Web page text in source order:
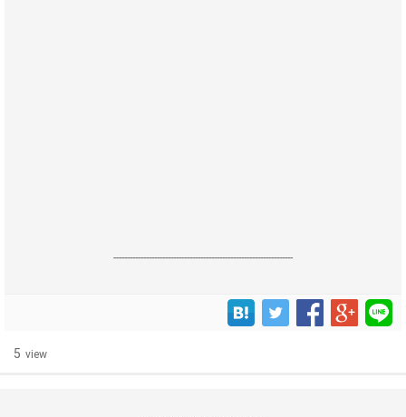
------------------------------------------------------------------
5 view